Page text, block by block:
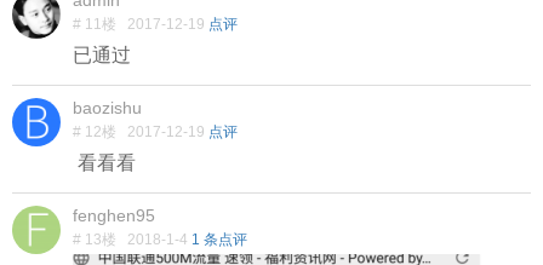
# 11楼 2017-12-19 点评
已通过
baozishu
# 12楼 2017-12-19 点评
看看看
fenghen95
# 13楼 2018-1-4 1 条点评